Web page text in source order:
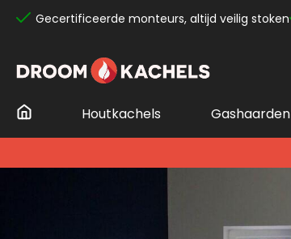
Gecertificeerde monteurs, altijd veilig stoken
naar
inhoud
Houtkachels Gashaarden